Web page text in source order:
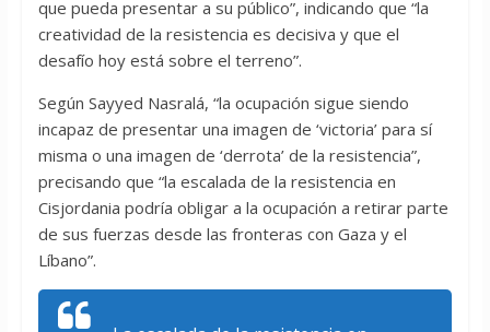
que pueda presentar a su público”, indicando que “la
creatividad de la resistencia es decisiva y que el
desafío hoy está sobre el terreno”.
Según Sayyed Nasralá, “la ocupación sigue siendo
incapaz de presentar una imagen de ‘victoria’ para sí
misma o una imagen de ‘derrota’ de la resistencia”,
precisando que “la escalada de la resistencia en
Cisjordania podría obligar a la ocupación a retirar parte
de sus fuerzas desde las fronteras con Gaza y el
Líbano”.